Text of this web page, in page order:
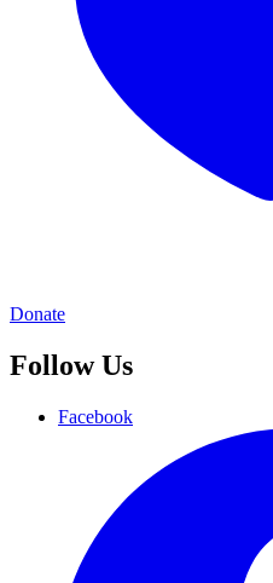
Donate
Follow Us
Facebook